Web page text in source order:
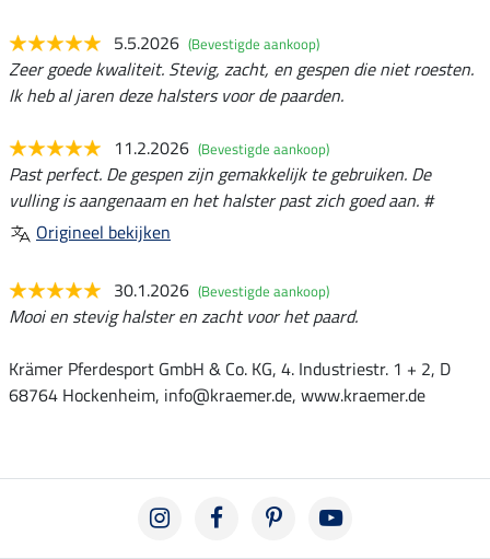
5.5.2026 (Bevestigde aankoop)
Zeer goede kwaliteit. Stevig, zacht, en gespen die niet roesten.
Ik heb al jaren deze halsters voor de paarden.
11.2.2026 (Bevestigde aankoop)
Past perfect. De gespen zijn gemakkelijk te gebruiken. De
vulling is aangenaam en het halster past zich goed aan. #
Origineel bekijken
30.1.2026 (Bevestigde aankoop)
Mooi en stevig halster en zacht voor het paard.
Krämer Pferdesport GmbH & Co. KG, 4. Industriestr. 1 + 2, D
68764 Hockenheim, info@kraemer.de, www.kraemer.de